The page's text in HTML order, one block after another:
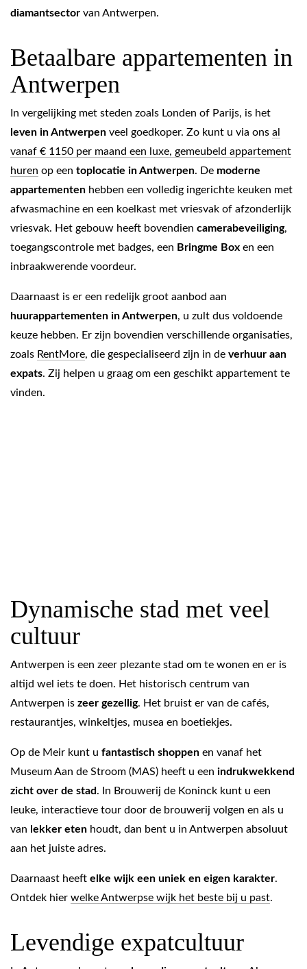
diamantsector van Antwerpen.
Betaalbare appartementen in
Antwerpen
In vergelijking met steden zoals Londen of Parijs, is het
leven in Antwerpen veel goedkoper. Zo kunt u via ons al
vanaf € 1150 per maand een luxe, gemeubeld appartement
huren op een toplocatie in Antwerpen. De moderne
appartementen hebben een volledig ingerichte keuken met
afwasmachine en een koelkast met vriesvak of afzonderlijk
vriesvak. Het gebouw heeft bovendien camerabeveiliging,
toegangscontrole met badges, een Bringme Box en een
inbraakwerende voordeur.
Daarnaast is er een redelijk groot aanbod aan
huurappartementen in Antwerpen, u zult dus voldoende
keuze hebben. Er zijn bovendien verschillende organisaties,
zoals RentMore, die gespecialiseerd zijn in de verhuur aan
expats. Zij helpen u graag om een geschikt appartement te
vinden.
Dynamische stad met veel
cultuur
Antwerpen is een zeer plezante stad om te wonen en er is
altijd wel iets te doen. Het historisch centrum van
Antwerpen is zeer gezellig. Het bruist er van de cafés,
restaurantjes, winkeltjes, musea en boetiekjes.
Op de Meir kunt u fantastisch shoppen en vanaf het
Museum Aan de Stroom (MAS) heeft u een indrukwekkend
zicht over de stad. In Brouwerij de Koninck kunt u een
leuke, interactieve tour door de brouwerij volgen en als u
van lekker eten houdt, dan bent u in Antwerpen absoluut
aan het juiste adres.
Daarnaast heeft elke wijk een uniek en eigen karakter.
Ontdek hier welke Antwerpse wijk het beste bij u past.
Levendige expatcultuur